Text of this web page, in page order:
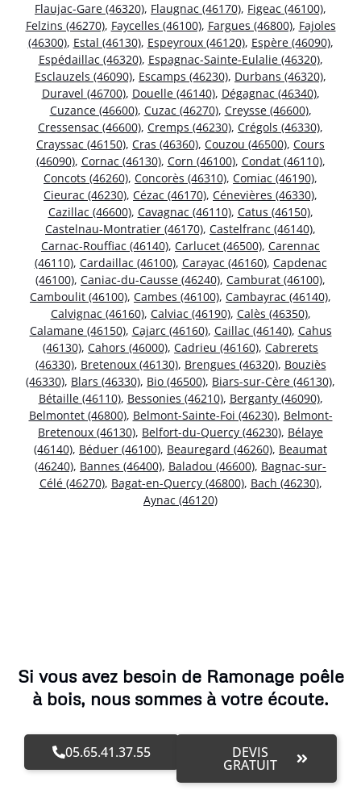
Flaujac-Gare (46320), Flaugnac (46170), Figeac (46100),
Felzins (46270), Faycelles (46100), Fargues (46800), Fajoles
(46300), Estal (46130), Espeyroux (46120), Espère (46090),
Espédaillac (46320), Espagnac-Sainte-Eulalie (46320),
Esclauzels (46090), Escamps (46230), Durbans (46320),
Duravel (46700), Douelle (46140), Dégagnac (46340),
Cuzance (46600), Cuzac (46270), Creysse (46600),
Cressensac (46600), Cremps (46230), Crégols (46330),
Crayssac (46150), Cras (46360), Couzou (46500), Cours
(46090), Cornac (46130), Corn (46100), Condat (46110),
Concots (46260), Concorès (46310), Comiac (46190),
Cieurac (46230), Cézac (46170), Cénevières (46330),
Cazillac (46600), Cavagnac (46110), Catus (46150),
Castelnau-Montratier (46170), Castelfranc (46140),
Carnac-Rouffiac (46140), Carlucet (46500), Carennac
(46110), Cardaillac (46100), Carayac (46160), Capdenac
(46100), Caniac-du-Causse (46240), Camburat (46100),
Camboulit (46100), Cambes (46100), Cambayrac (46140),
Calvignac (46160), Calviac (46190), Calès (46350),
Calamane (46150), Cajarc (46160), Caillac (46140), Cahus
(46130), Cahors (46000), Cadrieu (46160), Cabrerets
(46330), Bretenoux (46130), Brengues (46320), Bouziès
(46330), Blars (46330), Bio (46500), Biars-sur-Cère (46130),
Bétaille (46110), Bessonies (46210), Berganty (46090),
Belmontet (46800), Belmont-Sainte-Foi (46230), Belmont-
Bretenoux (46130), Belfort-du-Quercy (46230), Bélaye
(46140), Béduer (46100), Beauregard (46260), Beaumat
(46240), Bannes (46400), Baladou (46600), Bagnac-sur-
Célé (46270), Bagat-en-Quercy (46800), Bach (46230),
Aynac (46120)
Si vous avez besoin de Ramonage poêle
à bois, nous sommes à votre écoute.
05.65.41.37.55 DEVIS
GRATUIT